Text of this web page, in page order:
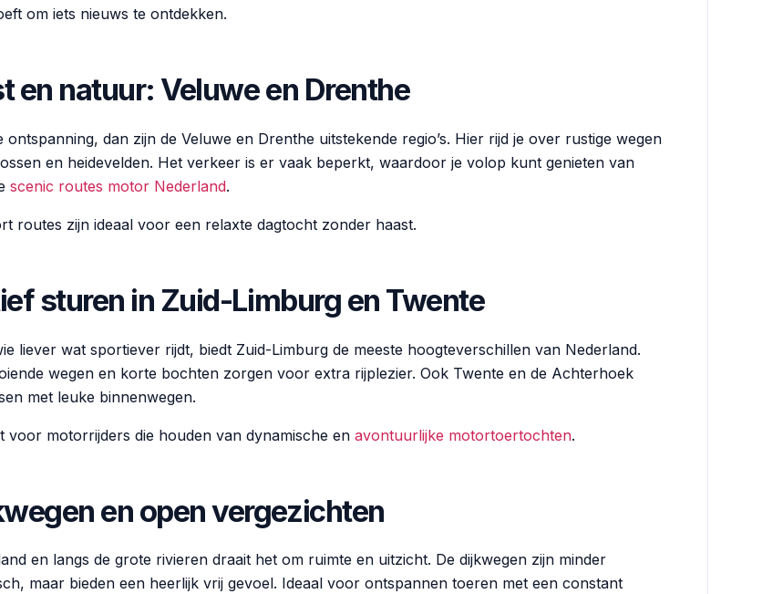
om iets nieuws te ontdekken.
en natuur: Veluwe en Drenthe
ontspanning, dan zijn de Veluwe en Drenthe uitstekende regio’s. Hier rijd je over rustige wegen
en heidevelden. Het verkeer is er vaak beperkt, waardoor je volop kunt genieten van
scenic routes motor Nederland.
routes zijn ideaal voor een relaxte dagtocht zonder haast.
sturen in Zuid-Limburg en Twente
liever wat sportiever rijdt, biedt Zuid-Limburg de meeste hoogteverschillen van Nederland.
wegen en korte bochten zorgen voor extra rijplezier. Ook Twente en de Achterhoek
met leuke binnenwegen.
voor motorrijders die houden van dynamische en avontuurlijke motortoertochten.
en open vergezichten
en langs de grote rivieren draait het om ruimte en uitzicht. De dijkwegen zijn minder
maar bieden een heerlijk vrij gevoel. Ideaal voor ontspannen toeren met een constant